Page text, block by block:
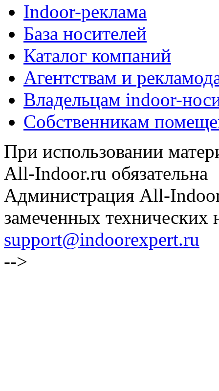
Indoor-реклама
База носителей
Каталог компаний
Агентствам и
Владельцам indoor-
Собственникам
При использовании
All-Indoor.ru обязательна
Администрация All-
замеченных технических
support@indoorexpert.ru
-->